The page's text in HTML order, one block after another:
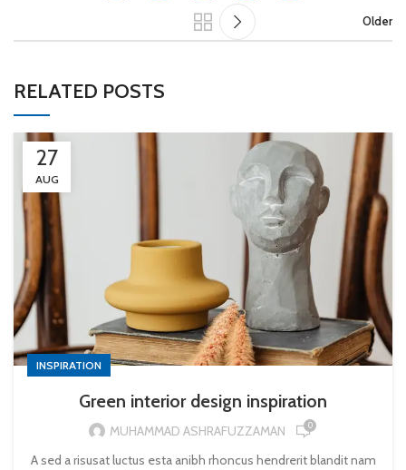
Older
RELATED POSTS
27
AUG
INSPIRATION
Green interior design inspiration
MUHAMMAD ASHRAFUZZAMAN 0
A sed a risusat luctus esta anibh rhoncus hendrerit blandit nam